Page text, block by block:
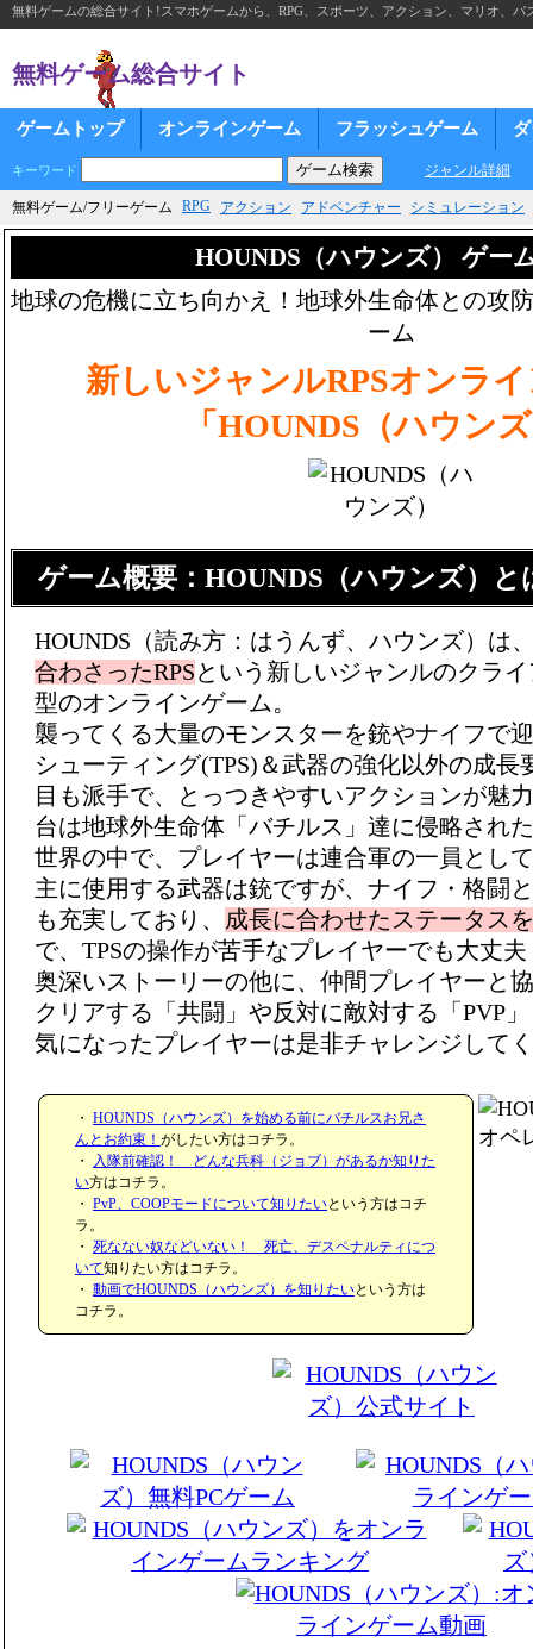
無料ゲームの総合サイト!スマホゲームから、RPG、スポーツ、アクション、マリオ、
無料ゲーム総合サイト
ゲームトップ オンラインゲーム フラッシュゲーム
キーワード ジャンル詳細
無料ゲーム/フリーゲーム RPG アクション アドベンチャー シミュレーション
HOUNDS（ハウンズ） ゲー
地球の危機に立ち向かえ！地球外生命体との攻
ーム
新しいジャンルRPSオンラ
「HOUNDS（ハウン
ゲーム概要：HOUNDS（ハウンズ）と
HOUNDS（読み方：はうんず、ハウンズ）は
合わさったRPSという新しいジャンルのクラ
型のオンラインゲーム。
襲ってくる大量のモンスターを銃やナイフで
シューティング(TPS)＆武器の強化以外の成長
目も派手で、とっつきやすいアクションが魅
台は地球外生命体「バチルス」達に侵略され
世界の中で、プレイヤーは連合軍の一員とし
主に使用する武器は銃ですが、ナイフ・格闘
も充実しており、 成長に合わせたステータス
で、TPSの操作が苦手なプレイヤーでも大丈夫
奥深いストーリーの他に、仲間プレイヤーと
クリアする「共闘」や反対に敵対する「PVP
気になったプレイヤーは是非チャレンジして
・ HOUNDS（ハウンズ）を始める前にバチルスお兄さ
んとお約束！ がしたい方はコチラ。
・
入隊前確認！ どんな兵科（ジョブ）があるか知りた
い方はコチラ。
・ PvP、COOPモードについて知りたいという方はコチ
ラ。
・ 死なない奴などいない！ 死亡、デスペナルティにつ
いて知りたい方はコチラ。
・ 動画でHOUNDS（ハウンズ）を知りたいという方は
コチラ。